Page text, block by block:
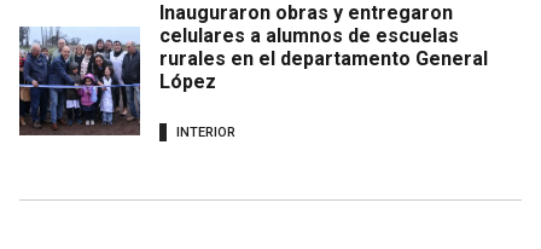
Inauguraron obras y entregaron
celulares a alumnos de escuelas
rurales en el departamento General
López
INTERIOR